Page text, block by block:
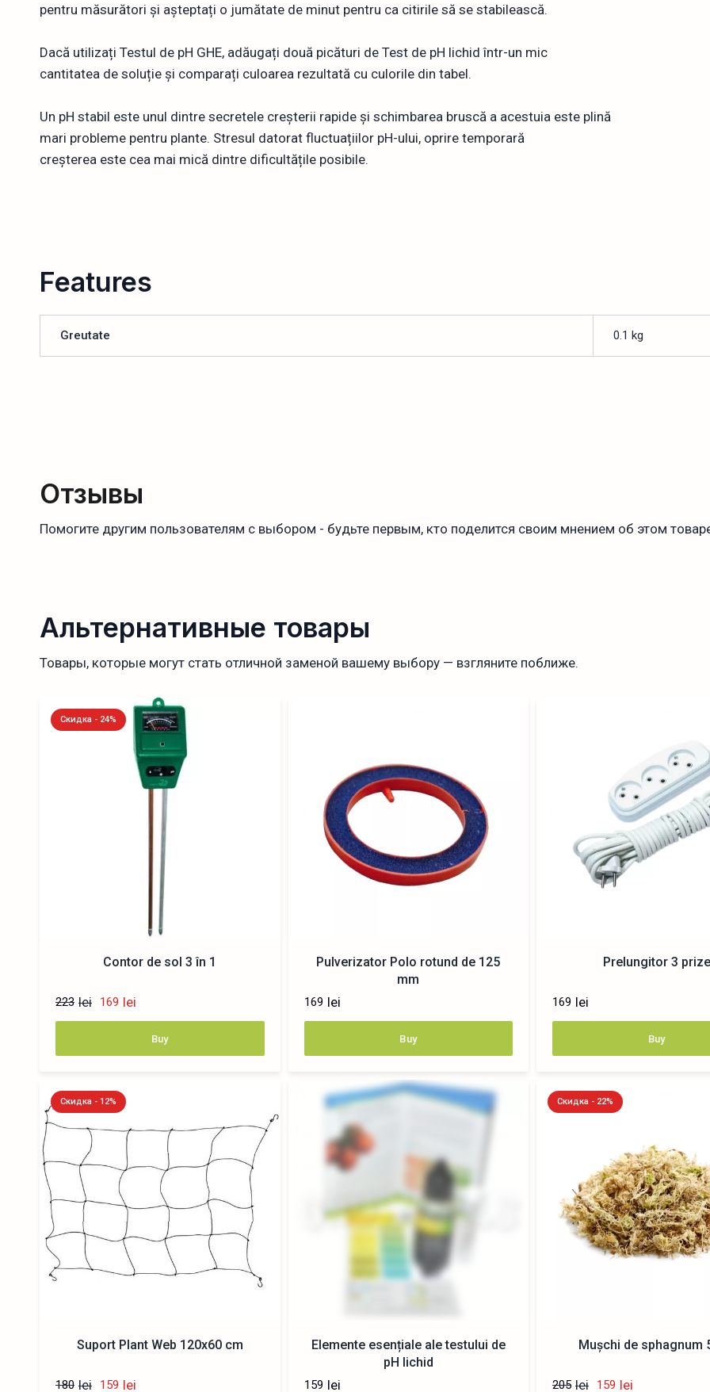
pentru măsurători și așteptați o jumătate de minut pentru ca citirile să se stabilească.
Dacă utilizați Testul de pH GHE, adăugați două picături de Test de pH lichid într-un mic
cantitatea de soluție și comparați culoarea rezultată cu culorile din tabel.
Un pH stabil este unul dintre secretele creșterii rapide și schimbarea bruscă a acestuia este plină
mari probleme pentru plante. Stresul datorat fluctuațiilor pH-ului, oprire temporară
creșterea este cea mai mică dintre dificultățile posibile.
Features
Greutate 0.1 kg
Отзывы
Помогите другим пользователям с выбором - будьте первым, кто поделится своим мнением об этом
Альтернативные товары
Товары, которые могут стать отличной заменой вашему выбору — взгляните поближе.
Скидка - 24%
Contor de sol 3 în 1
223 lei 169 lei
Buy
Pulverizator Polo rotund de 125
mm
169 lei
Buy
Prelungitor 3 prize
169 lei
Buy
Скидка - 12%
Suport Plant Web 120x60 cm
180 lei 159 lei
Elemente esențiale ale testului de
pH lichid
159 lei
Скидка - 22%
Muşchi de sphagnum
205 lei 159 lei